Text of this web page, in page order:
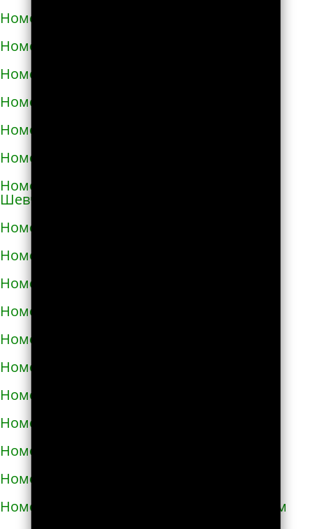
Номера телефонов такси в Килие
Номера телефонов такси в Ковеле
Номера телефонов такси в Коломые
Номера телефонов такси в Конотопе
Номера телефонов такси в Коростене
Номера телефонов такси в Коростышеве
Номера телефонов такси в Корсунь-
Шевченковском
Номера телефонов такси в Корюковке
Номера телефонов такси в Костополе
Номера телефонов такси в Котельве
Номера телефонов такси в Коцюбинском
Номера телефонов такси в Красилове
Номера телефонов такси в Краснограде
Номера телефонов такси в Кременце
Номера телефонов такси в Кременчуге
Номера телефонов такси в Кривом Роге
Номера телефонов такси в Кролевце
Номера телефонов такси в Кропивницком